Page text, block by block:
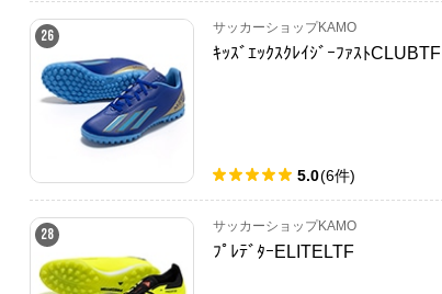
26 サッカーショップKAMO
ｷｯｽﾞｴｯｸｽｸﾚｲｼﾞｰﾌｧｽﾄCLUBTF
5.0(6件)
28 サッカーショップKAMO
ﾌﾟﾚﾃﾞﾀｰELITELTF